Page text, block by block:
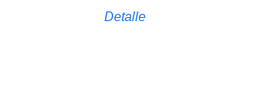
Detalle